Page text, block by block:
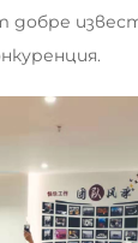
добре